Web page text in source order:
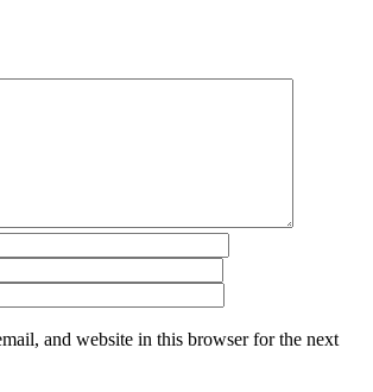
and website in this browser for the next